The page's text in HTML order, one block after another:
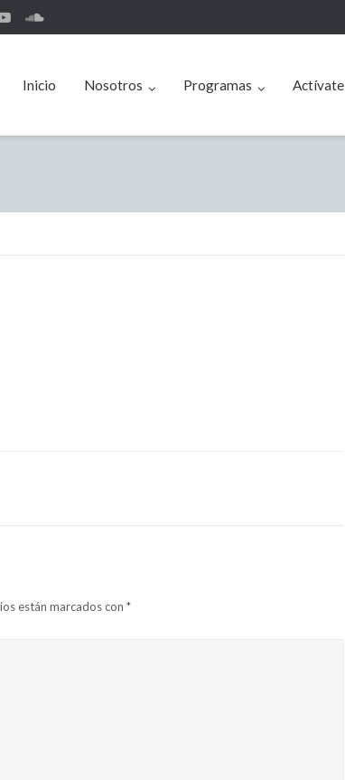
Inicio Nosotros Programas Actívate
están marcados con*